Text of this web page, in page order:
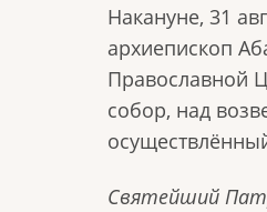
Накануне, 31
архиепископ
Православной
собор, над
Святейший